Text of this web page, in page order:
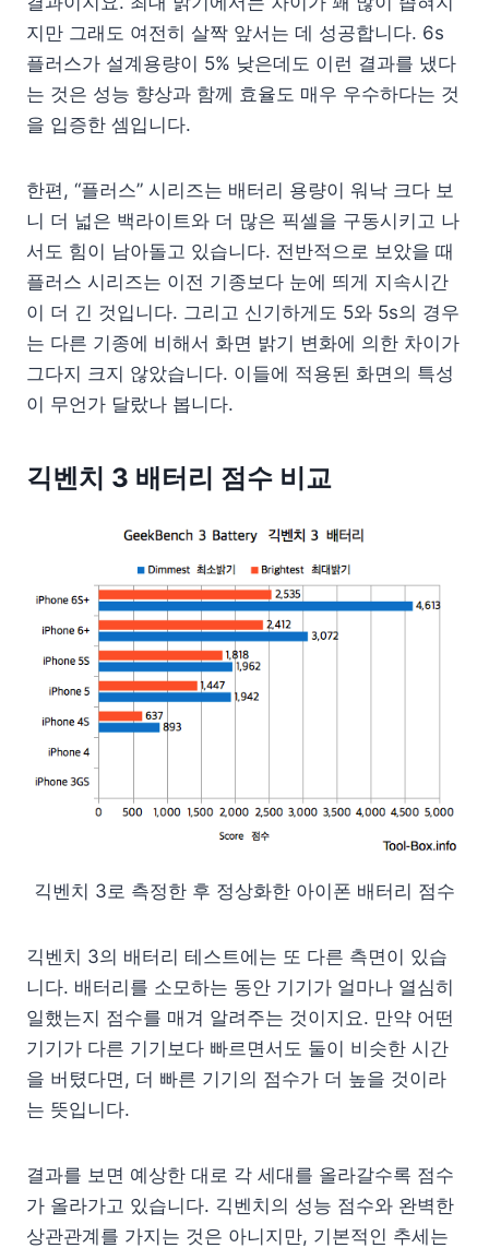
지만 그래도 여전히 살짝 앞서는 데 성공합니다. 6s
플러스가 설계용량이 5% 낮은데도 이런 결과를 냈다
는 것은 성능 향상과 함께 효율도 매우 우수하다는 것
을 입증한 셈입니다.
한편, “플러스” 시리즈는 배터리 용량이 워낙 크다 보
니 더 넓은 백라이트와 더 많은 픽셀을 구동시키고 나
서도 힘이 남아돌고 있습니다. 전반적으로 보았을 때
플러스 시리즈는 이전 기종보다 눈에 띄게 지속시간
이 더 긴 것입니다. 그리고 신기하게도 5와 5s의 경우
는 다른 기종에 비해서 화면 밝기 변화에 의한 차이가
그다지 크지 않았습니다. 이들에 적용된 화면의 특성
이 무언가 달랐나 봅니다.
긱벤치 3 배터리 점수 비교
긱벤치 3로 측정한 후 정상화한 아이폰 배터리 점수
긱벤치 3의 배터리 테스트에는 또 다른 측면이 있습
니다. 배터리를 소모하는 동안 기기가 얼마나 열심히
일했는지 점수를 매겨 알려주는 것이지요. 만약 어떤
기기가 다른 기기보다 빠르면서도 둘이 비슷한 시간
을 버텼다면, 더 빠른 기기의 점수가 더 높을 것이라
는 뜻입니다.
결과를 보면 예상한 대로 각 세대를 올라갈수록 점수
가 올라가고 있습니다. 긱벤치의 성능 점수와 완벽한
상관관계를 가지는 것은 아니지만, 기본적인 추세는